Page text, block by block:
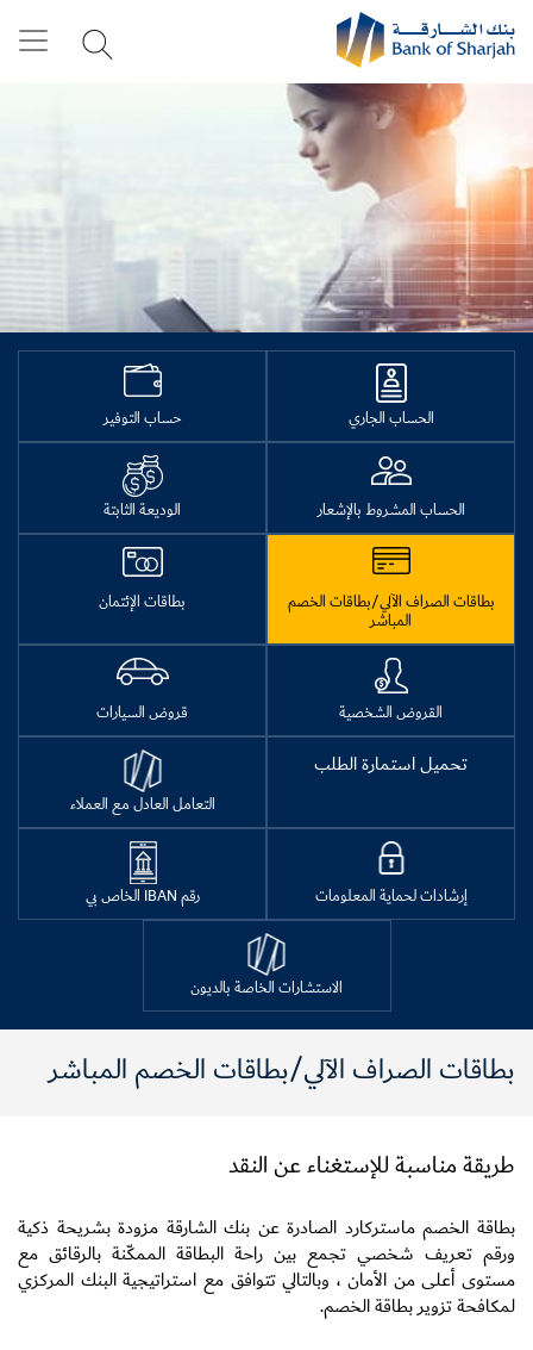
الحساب الجاري حساب التوفير
الحساب المشروط بالإشعار الوديعة الثابتة
بطاقات الصراف الآلي/بطاقات الخصم
المباشر
بطاقات الإئتمان
القروض الشخصية قروض السيارات
تحميل استمارة الطلب
التعامل العادل مع العملاء
إرشادات لحماية المعلومات رقم IBAN الخاص بي
الاستشارات الخاصة بالديون
بطاقات الصراف الآلي/بطاقات الخصم المباشر
طريقة مناسبة للإستغناء عن النقد
بطاقة الخصم ماستركارد الصادرة عن بنك الشارقة مزودة بشريحة ذكية
ورقم تعريف شخصي تجمع بين راحة البطاقة الممكّنة بالرقائق مع
مستوى أعلى من الأمان ، وبالتالي تتوافق مع استراتيجية البنك المركزي
لمكافحة تزوير بطاقة الخصم.